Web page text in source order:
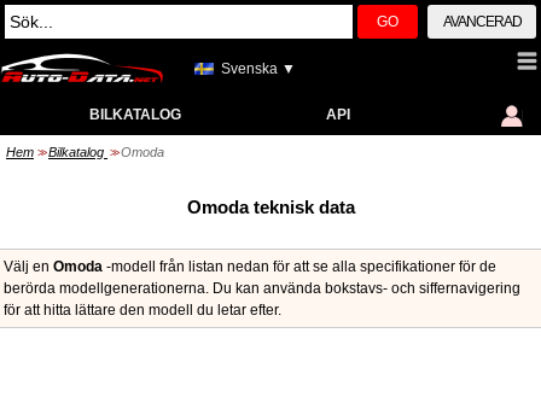
GO AVANCERAD
Svenska ▼
BILKATALOG API
Hem >> Bilkatalog >> Omoda
Omoda teknisk data
Välj en Omoda -modell från listan nedan för att se alla specifikationer för de
berörda modellgenerationerna. Du kan använda bokstavs- och siffernavigering
för att hitta lättare den modell du letar efter.